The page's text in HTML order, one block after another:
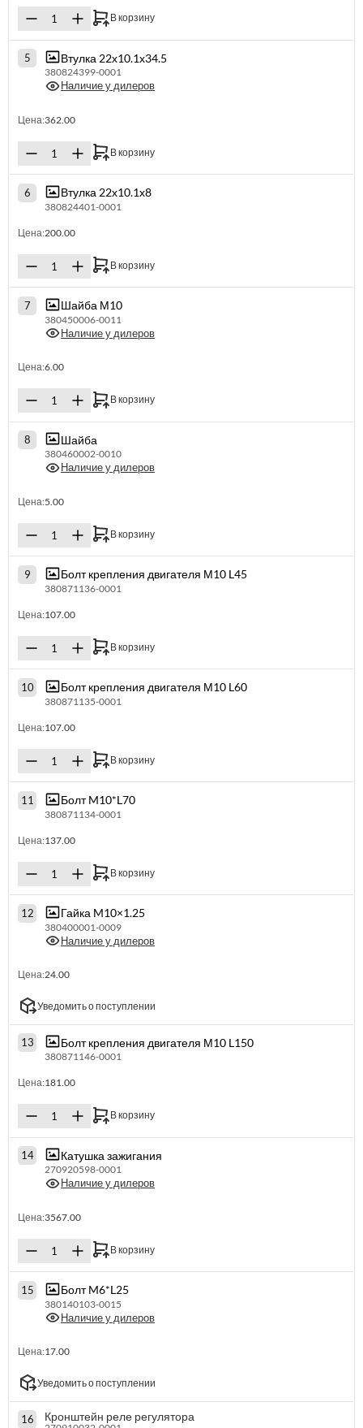
В корзину
5 Втулка 22х10.1х34.5
380824399-0001
Наличие у дилеров
Цена:362.00
В корзину
6 Втулка 22х10.1х8
380824401-0001
Цена:200.00
В корзину
7 Шайба М10
380450006-0011
Наличие у дилеров
Цена:6.00
В корзину
8 Шайба
380460002-0010
Наличие у дилеров
Цена:5.00
В корзину
9 Болт крепления двигателя М10 L45
380871136-0001
Цена:107.00
В корзину
10 Болт крепления двигателя М10 L60
380871135-0001
Цена:107.00
В корзину
11 Болт M10*L70
380871134-0001
Цена:137.00
В корзину
12 Гайка M10×1.25
380400001-0009
Наличие у дилеров
Цена:24.00
Уведомить о поступлении
13 Болт крепления двигателя М10 L150
380871146-0001
Цена:181.00
В корзину
14 Катушка зажигания
270920598-0001
Наличие у дилеров
Цена:3567.00
В корзину
15 Болт M6*L25
380140103-0015
Наличие у дилеров
Цена:17.00
Уведомить о поступлении
16 Кронштейн реле регулятора